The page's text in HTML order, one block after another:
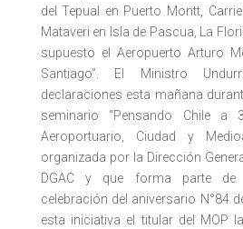
del Tepual en Puerto Montt,
Mataveri en Isla de Pascua, La
supuesto el Aeropuerto Arturo
Santiago”. El Ministro
declaraciones esta mañana
seminario “Pensando Chile a
Aeroportuario, Ciudad y
organizada por la Dirección
DGAC y que forma parte de
celebración del aniversario N°84
esta iniciativa el titular del MOP